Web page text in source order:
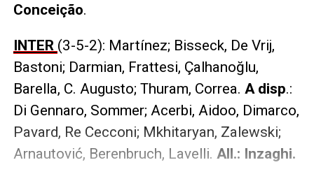
Conceição.
INTER (3-5-2): Martínez; Bisseck, De Vrij,
Bastoni; Darmian, Frattesi, Çalhanoğlu,
Barella, C. Augusto; Thuram, Correa. A disp.:
Di Gennaro, Sommer; Acerbi, Aidoo, Dimarco,
Pavard, Re Cecconi; Mkhitaryan, Zalewski;
Arnautović, Berenbruch, Lavelli. All.: Inzaghi.